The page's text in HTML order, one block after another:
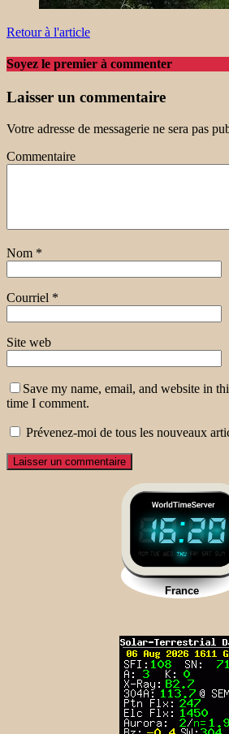
Retour à l'article
Soyez le premier à commenter
Laisser un commentaire
Votre adresse de messagerie ne sera pas
Commentaire
Nom *
Courriel *
Site web
Save my name, email, and website in
time I comment.
Prévenez-moi de tous les nouveaux